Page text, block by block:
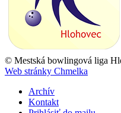
© Mestská bowlingová liga
Web stránky Chmelka
Archív
Kontakt